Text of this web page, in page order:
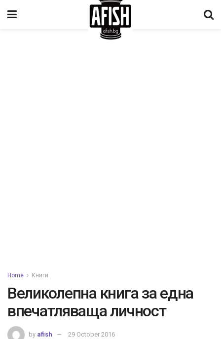
Home Книги
Великолепна книга за една
впечатляваща личност
by afish 29 October 2016